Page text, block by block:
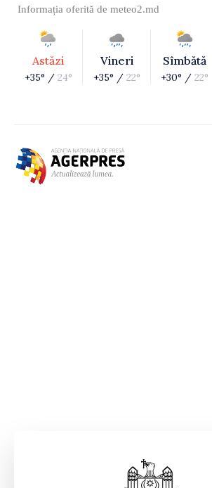
Informația oferită de meteo2.md
Astăzi
+35° / 24°
Vineri
+35° / 22°
Sîmbătă
+30° / 22°